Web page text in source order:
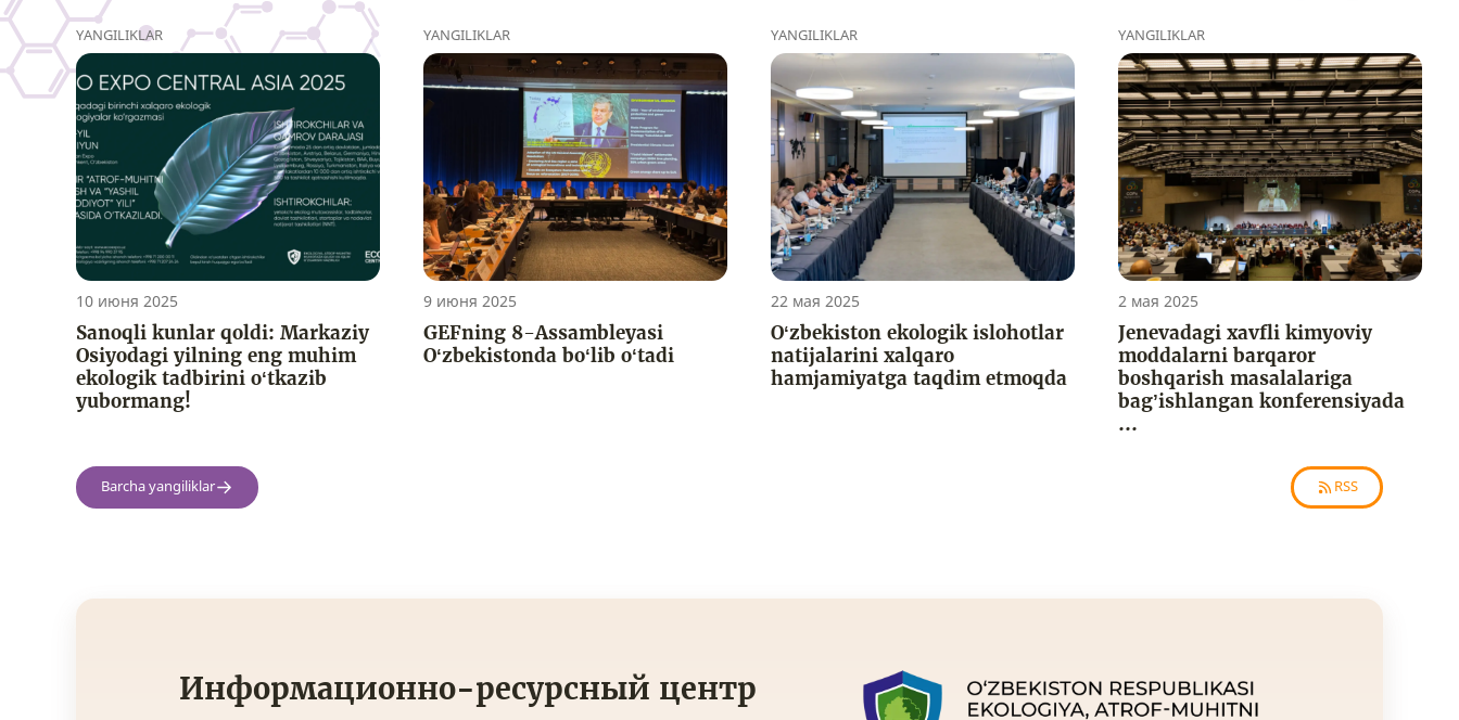
YANGILIKLAR
10 июня 2025
Sanoqli kunlar qoldi: Markaziy
Osiyodagi yilning eng muhim
ekologik tadbirini o‘tkazib
yubormang!
YANGILIKLAR
9 июня 2025
GEFning 8-Assambleyasi
O‘zbekistonda bo‘lib o‘tadi
YANGILIKLAR
22 мая 2025
O‘zbekiston ekologik islohotlar
natijalarini xalqaro
hamjamiyatga taqdim etmoqda
YANGILIKLAR
2 мая 2025
Jenevadagi xavfli kimyoviy
moddalarni barqaror
boshqarish masalalariga
bag’ishlangan konferensiyada
...
RSS
Barcha yangiliklar
Информационно-ресурсный центр